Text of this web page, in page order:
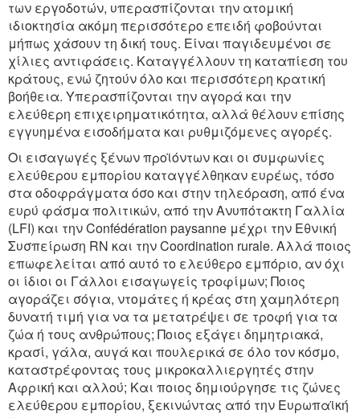
των εργοδοτών, υπερασπίζονται την ατομική
ιδιοκτησία ακόμη περισσότερο επειδή φοβούνται
μήπως χάσουν τη δική τους. Είναι παγιδευμένοι σε
χίλιες αντιφάσεις. Καταγγέλλουν τη καταπίεση του
κράτους, ενώ ζητούν όλο και περισσότερη κρατική
βοήθεια. Υπερασπίζονται την αγορά και την
ελεύθερη επιχειρηματικότητα, αλλά θέλουν επίσης
εγγυημένα εισοδήματα και ρυθμιζόμενες αγορές.
Οι εισαγωγές ξένων προϊόντων και οι συμφωνίες
ελεύθερου εμπορίου καταγγέλθηκαν ευρέως, τόσο
στα οδοφράγματα όσο και στην τηλεόραση, από ένα
ευρύ φάσμα πολιτικών, από την Ανυπότακτη Γαλλία
(LFI) και την Confédération paysanne μέχρι την Εθνική
Συσπείρωση RN και την Coordination rurale. Αλλά ποιος
επωφελείται από αυτό το ελεύθερο εμπόριο, αν όχι
οι ίδιοι οι Γάλλοι εισαγωγείς τροφίμων; Ποιος
αγοράζει σόγια, ντομάτες ή κρέας στη χαμηλότερη
δυνατή τιμή για να τα μετατρέψει σε τροφή για τα
ζώα ή τους ανθρώπους; Ποιος εξάγει δημητριακά,
κρασί, γάλα, αυγά και πουλερικά σε όλο τον κόσμο,
καταστρέφοντας τους μικροκαλλιεργητές στην
Αφρική και αλλού; Και ποιος δημιούργησε τις ζώνες
ελεύθερου εμπορίου, ξεκινώντας από την Ευρωπαϊκή